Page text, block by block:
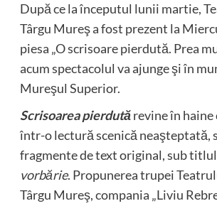
După ce la începutul lunii martie,
Târgu Mureş a fost prezent la
piesa „O scrisoare pierdută. Prea
acum spectacolul va ajunge şi în
Mureşul Superior.
Scrisoarea pierdutărevine în haine
într-o lectură scenică neaşteptată,
fragmente de text original, sub titlul
vorbărie. Propunerea trupei
Târgu Mureş, compania „Liviu